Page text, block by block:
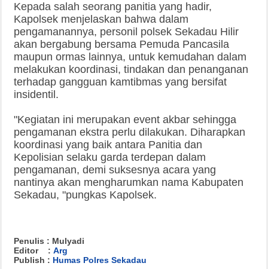
Kepada salah seorang panitia yang hadir,
Kapolsek menjelaskan bahwa dalam
pengamanannya, personil polsek Sekadau Hilir
akan bergabung bersama Pemuda Pancasila
maupun ormas lainnya, untuk kemudahan dalam
melakukan koordinasi, tindakan dan penanganan
terhadap gangguan kamtibmas yang bersifat
insidentil.
"Kegiatan ini merupakan event akbar sehingga
pengamanan ekstra perlu dilakukan. Diharapkan
koordinasi yang baik antara Panitia dan
Kepolisian selaku garda terdepan dalam
pengamanan, demi suksesnya acara yang
nantinya akan mengharumkan nama Kabupaten
Sekadau, "pungkas Kapolsek.
Penulis : Mulyadi
Editor : Arg
Publish : Humas Polres Sekadau